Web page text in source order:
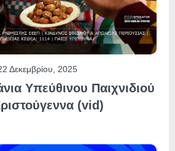
Δεκεμβρίου, 2025
Υπεύθινου Παιχνιδιού
(vid)